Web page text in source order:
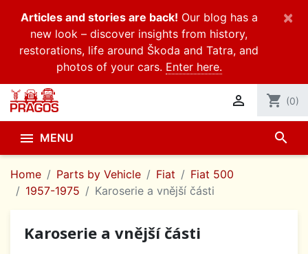
Articles and stories are back! Our blog has a
new look – discover insights from history,
restorations, life around Škoda and Tatra, and
photos of your cars. Enter here.
×
 shopping_cart (0)
 MENU search
Home Parts by Vehicle Fiat
Fiat 500
1957-1975
Karoserie a vnější části
Karoserie a vnější části